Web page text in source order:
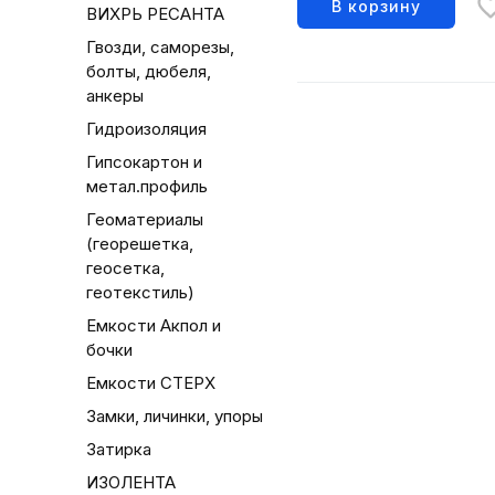
ВИХРЬ РЕСАНТА
Гвозди, саморезы,
болты, дюбеля,
анкеры
Гидроизоляция
Гипсокартон и
метал.профиль
Геоматериалы
(георешетка,
геосетка,
геотекстиль)
Емкости Акпол и
бочки
Емкости СТЕРХ
Замки, личинки, упоры
Затирка
ИЗОЛЕНТА
В корзину